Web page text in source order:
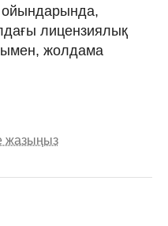
ойын­дарында,
лицензиялық
жолдама
жазыңыз